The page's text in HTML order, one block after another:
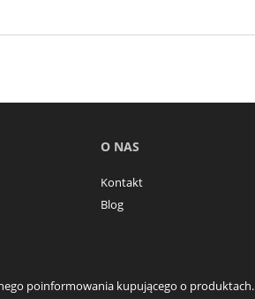
O NAS
Kontakt
Blog
poinformowania kupującego o produktach.